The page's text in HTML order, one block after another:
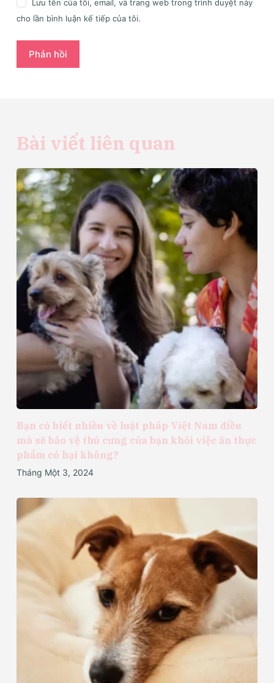
Lưu tên của tôi, email, và trang web trong trình duyệt này
cho lần bình luận kế tiếp của tôi.
Phản hồi
Bài viết liên quan
Bạn có biết nhiều về luật pháp Việt Nam điều
mà sẽ bảo vệ thú cưng của bạn khỏi việc ăn thực
phẩm có hại không?
Tháng Một 3, 2024